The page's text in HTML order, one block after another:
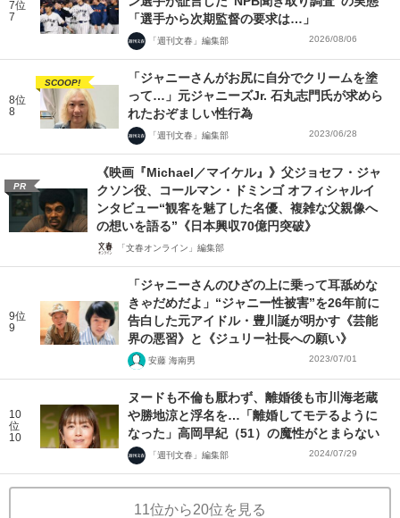
7位
7
「選手から次期監督の要求は…」
「週刊文春」編集部 2026/08/06
8位
8
SCOOP!
「ジャニーさんがお尻に自分でクリームを塗
って…」元ジャニーズJr. 石丸志門氏が求めら
れたおぞましい性行為
「週刊文春」編集部 2023/06/28
PR
《映画『Michael／マイケル』》父ジョセフ・ジャ
クソン役、コールマン・ドミンゴ オフィシャルイ
ンタビュー“観客を魅了した名優、複雑な父親像へ
の想いを語る”《日本興収70億円突破》
「文春オンライン」編集部
9位
9
「ジャニーさんのひざの上に乗って耳舐めな
きゃだめだよ」“ジャニー性被害”を26年前に
告白した元アイドル・豊川誕が明かす《芸能
界の悪習》と《ジュリー社長への願い》
安藤 海南男 2023/07/01
10
位
10
ヌードも不倫も厭わず、離婚後も市川海老蔵
や勝地涼と浮名を…「離婚してモテるように
なった」高岡早紀（51）の魔性がとまらない
「週刊文春」編集部 2024/07/29
11位から20位を見る